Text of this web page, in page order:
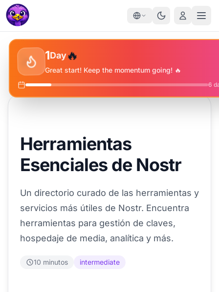
🔥
✨
⭐ 1Day🔥
Great start! Keep the momentum going! 🔥
6
Herramientas
Esenciales de Nostr
Un directorio curado de las herramientas y
servicios más útiles de Nostr. Encuentra
herramientas para gestión de claves,
hospedaje de media, analítica y más.
10 minutos intermediate